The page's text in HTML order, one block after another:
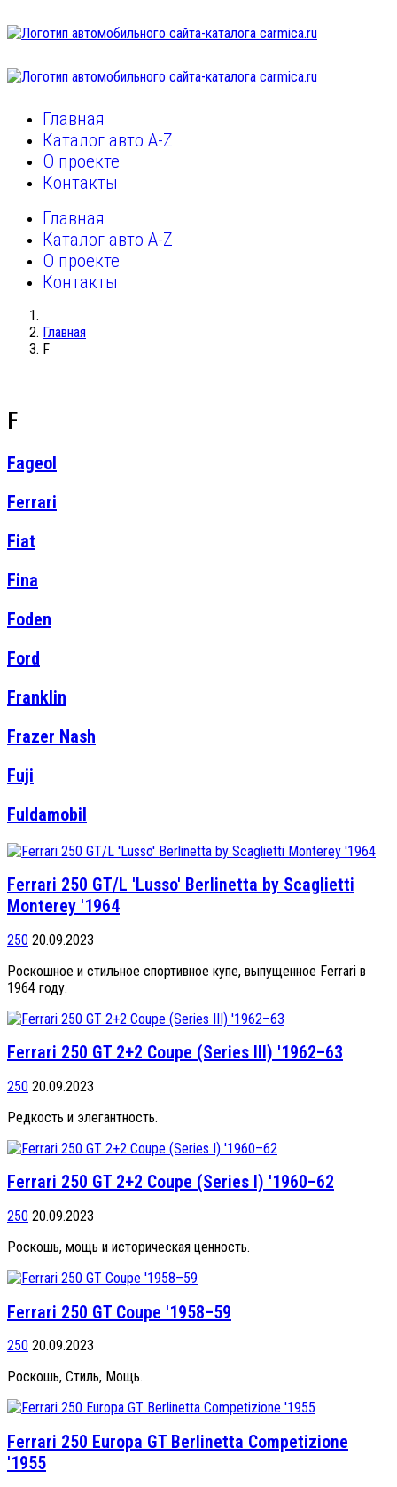
Главная
Каталог авто A-Z
О проекте
Контакты
Главная
Каталог авто A-Z
О проекте
Контакты
Главная
F
F
Fageol
Ferrari
Fiat
Fina
Foden
Ford
Franklin
Frazer Nash
Fuji
Fuldamobil
Ferrari 250 GT/L 'Lusso' Berlinetta by Scaglietti
Monterey '1964
250 20.09.2023
Роскошное и стильное спортивное купе, выпущенное Ferrari в
1964 году.
Ferrari 250 GT 2+2 Coupe (Series III) '1962–63
250 20.09.2023
Редкость и элегантность.
Ferrari 250 GT 2+2 Coupe (Series I) '1960–62
250 20.09.2023
Роскошь, мощь и историческая ценность.
Ferrari 250 GT Coupe '1958–59
250 20.09.2023
Роскошь, Стиль, Мощь.
Ferrari 250 Europa GT Berlinetta Competizione
'1955